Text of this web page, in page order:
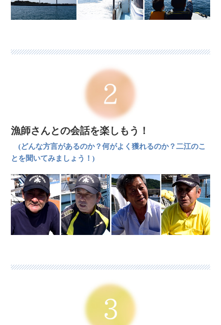
漁師さんとの会話を楽しもう！
(どんな方言があるのか？何がよく獲れるのか？二江のこ
とを聞いてみましょう！)